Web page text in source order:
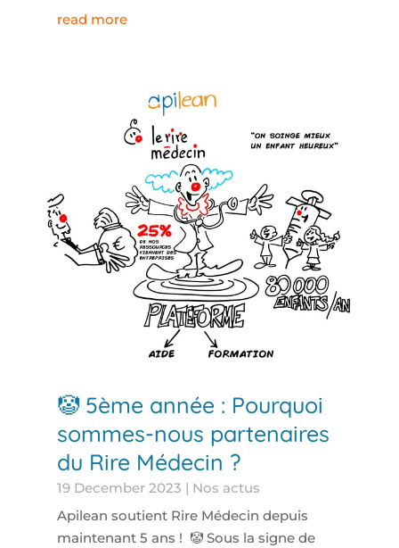
read more
🤡 5ème année : Pourquoi
sommes-nous partenaires
du Rire Médecin ?
19 December 2023 | Nos actus
Apilean soutient Rire Médecin depuis
maintenant 5 ans ! 🤡 Sous la signe de